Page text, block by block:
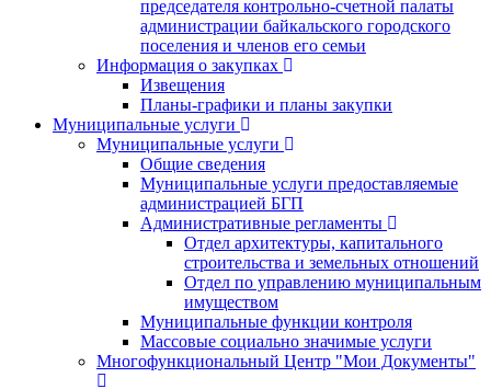
председателя контрольно-счетной палаты
администрации байкальского городского
поселения и членов его семьи
Информация о закупках
Извещения
Планы-графики и планы закупки
Муниципальные услуги
Муниципальные услуги
Общие сведения
Муниципальные услуги предоставляемые
администрацией БГП
Административные регламенты
Отдел архитектуры, капитального
строительства и земельных отношений
Отдел по управлению муниципальным
имуществом
Муниципальные функции контроля
Массовые социально значимые услуги
Многофункциональный Центр "Мои Документы"